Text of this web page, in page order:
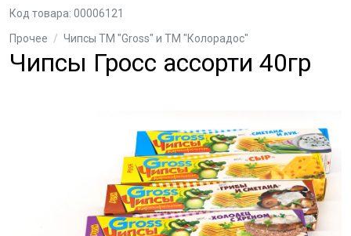
Прочее / Чипсы ТМ "Gross" и ТМ "Колорадос"
Чипсы Гросс ассорти 40гр
Код товара: 00006121